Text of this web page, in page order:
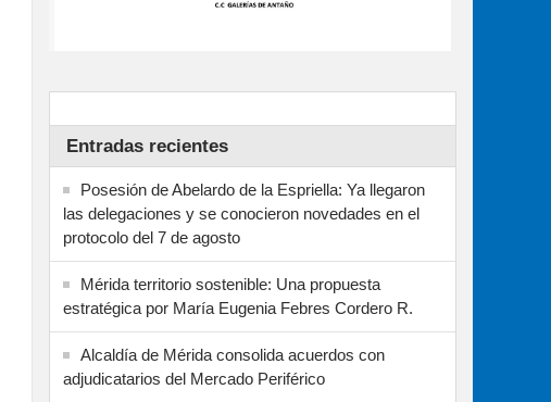
Entradas recientes
Posesión de Abelardo de la Espriella: Ya llegaron
las delegaciones y se conocieron novedades en el
protocolo del 7 de agosto
Mérida territorio sostenible: Una propuesta
estratégica por María Eugenia Febres Cordero R.
Alcaldía de Mérida consolida acuerdos con
adjudicatarios del Mercado Periférico